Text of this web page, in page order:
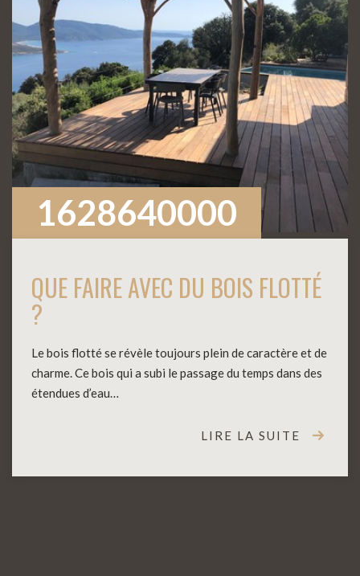
1628640000
QUE FAIRE AVEC DU BOIS FLOTTÉ
?
Le bois flotté se révèle toujours plein de caractère et de
charme. Ce bois qui a subi le passage du temps dans des
étendues d’eau…
LIRE LA SUITE